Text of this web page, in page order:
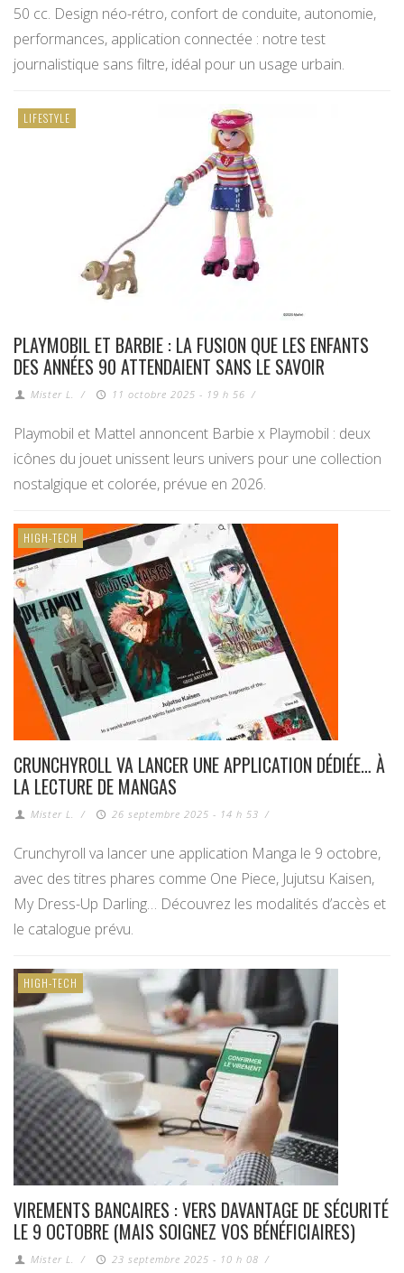
50 cc. Design néo-rétro, confort de conduite, autonomie,
performances, application connectée : notre test
journalistique sans filtre, idéal pour un usage urbain.
LIFESTYLE
PLAYMOBIL ET BARBIE : LA FUSION QUE LES ENFANTS
DES ANNÉES 90 ATTENDAIENT SANS LE SAVOIR
Mister L. / 11 octobre 2025 - 19 h 56 /
Playmobil et Mattel annoncent Barbie x Playmobil : deux
icônes du jouet unissent leurs univers pour une collection
nostalgique et colorée, prévue en 2026.
HIGH-TECH
CRUNCHYROLL VA LANCER UNE APPLICATION DÉDIÉE… À
LA LECTURE DE MANGAS
Mister L. / 26 septembre 2025 - 14 h 53 /
Crunchyroll va lancer une application Manga le 9 octobre,
avec des titres phares comme One Piece, Jujutsu Kaisen,
My Dress-Up Darling… Découvrez les modalités d’accès et
le catalogue prévu.
HIGH-TECH
VIREMENTS BANCAIRES : VERS DAVANTAGE DE SÉCURITÉ
LE 9 OCTOBRE (MAIS SOIGNEZ VOS BÉNÉFICIAIRES)
Mister L. / 23 septembre 2025 - 10 h 08 /